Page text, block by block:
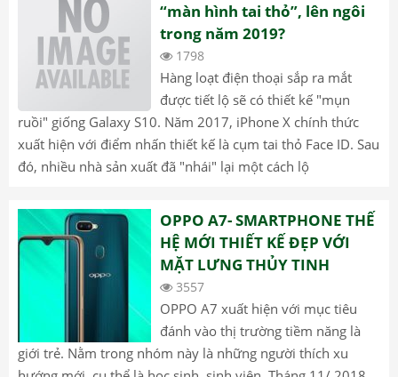
“màn hình tai thỏ”, lên ngôi
trong năm 2019?
1798
Hàng loạt điện thoại sắp ra mắt
được tiết lộ sẽ có thiết kế "mụn
ruồi" giống Galaxy S10. Năm 2017, iPhone X chính thức
xuất hiện với điểm nhấn thiết kế là cụm tai thỏ Face ID. Sau
đó, nhiều nhà sản xuất đã "nhái" lại một cách lộ
OPPO A7- SMARTPHONE THẾ
HỆ MỚI THIẾT KẾ ĐẸP VỚI
MẶT LƯNG THỦY TINH
3557
OPPO A7 xuất hiện với mục tiêu
đánh vào thị trường tiềm năng là
giới trẻ. Nằm trong nhóm này là những người thích xu